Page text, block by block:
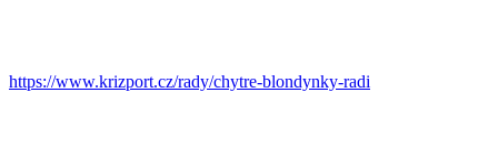
https://www.krizport.cz/rady/chytre-blondynky-radi